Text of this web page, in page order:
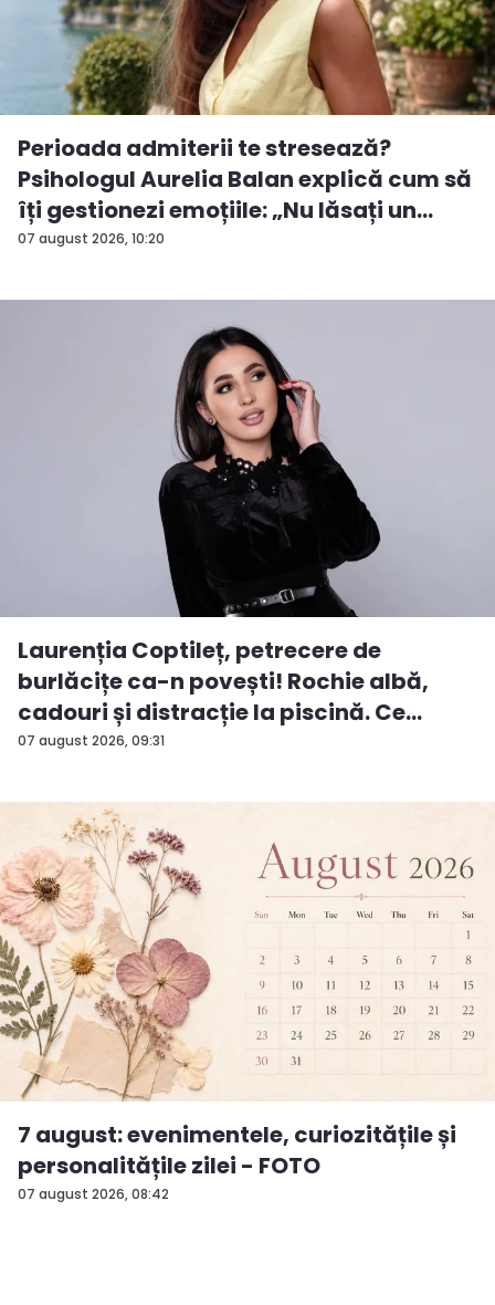
07 august 2026, 10:20
Perioada admiterii te stresează?
Psihologul Aurelia Balan explică cum să
îți gestionezi emoțiile: „Nu lăsați un
rezu...
07 august 2026, 09:31
Laurenția Coptileț, petrecere de
burlăcițe ca-n povești! Rochie albă,
cadouri și distracție la piscină. Ce
surp...
07 august 2026, 08:42
7 august: evenimentele, curiozitățile și
personalitățile zilei - FOTO